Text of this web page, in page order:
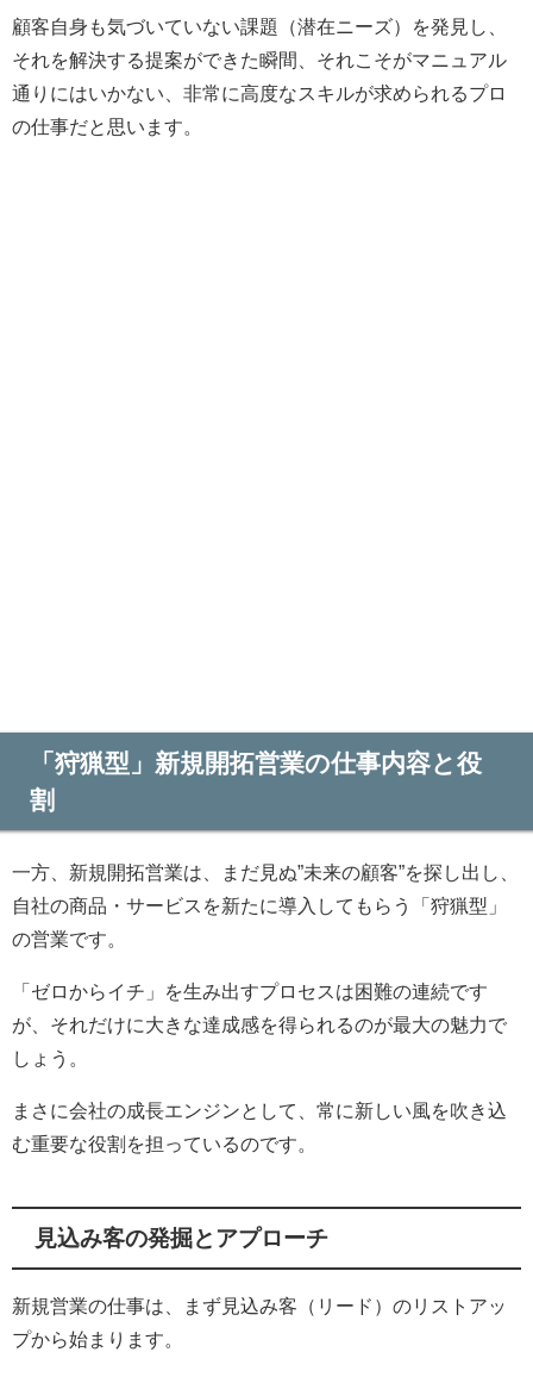
顧客自身も気づいていない課題（潜在ニーズ）を発見し、
それを解決する提案ができた瞬間、それこそがマニュアル
通りにはいかない、非常に高度なスキルが求められるプロ
の仕事だと思います。
「狩猟型」新規開拓営業の仕事内容と役
割
一方、新規開拓営業は、まだ見ぬ”未来の顧客”を探し出し、
自社の商品・サービスを新たに導入してもらう「狩猟型」
の営業です。
「ゼロからイチ」を生み出すプロセスは困難の連続です
が、それだけに大きな達成感を得られるのが最大の魅力で
しょう。
まさに会社の成長エンジンとして、常に新しい風を吹き込
む重要な役割を担っているのです。
見込み客の発掘とアプローチ
新規営業の仕事は、まず見込み客（リード）のリストアッ
プから始まります。